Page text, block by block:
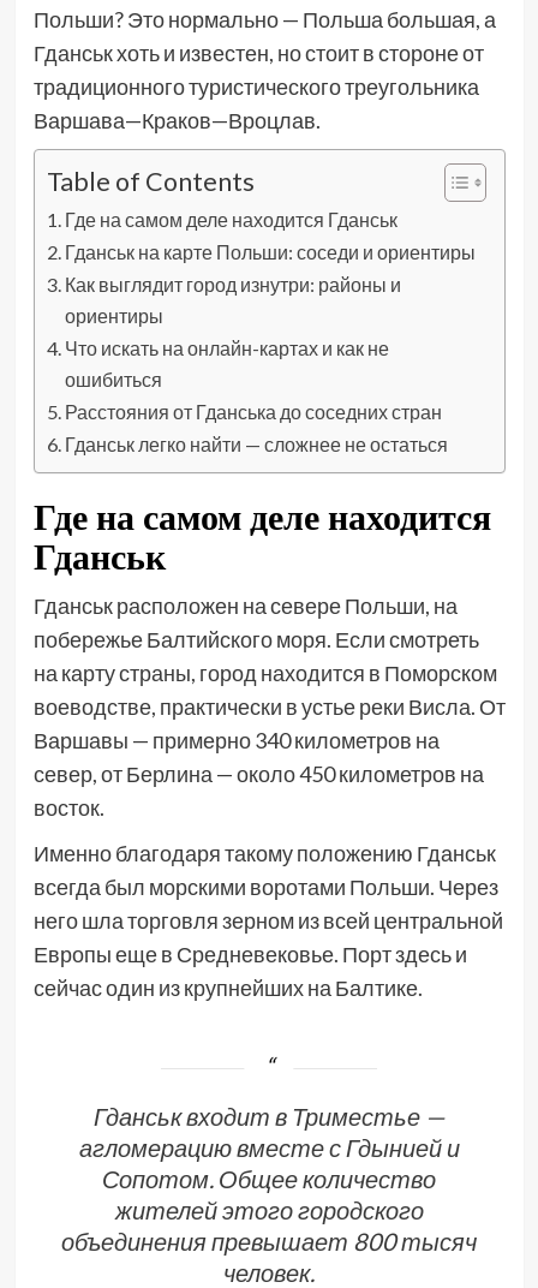
Польши? Это нормально — Польша большая, а
Гданськ хоть и известен, но стоит в стороне от
традиционного туристического треугольника
Варшава—Краков—Вроцлав.
Table of Contents
Где на самом деле находится Гданськ
Гданськ на карте Польши: соседи и ориентиры
Как выглядит город изнутри: районы и
ориентиры
Что искать на онлайн-картах и как не
ошибиться
Расстояния от Гданська до соседних стран
Гданськ легко найти — сложнее не остаться
Где на самом деле находится
Гданськ
Гданськ расположен на севере Польши, на
побережье Балтийского моря. Если смотреть
на карту страны, город находится в Поморском
воеводстве, практически в устье реки Висла. От
Варшавы — примерно 340 километров на
север, от Берлина — около 450 километров на
восток.
Именно благодаря такому положению Гданськ
всегда был морскими воротами Польши. Через
него шла торговля зерном из всей центральной
Европы еще в Средневековье. Порт здесь и
сейчас один из крупнейших на Балтике.
Гданськ входит в Триместье —
агломерацию вместе с Гдынией и
Сопотом. Общее количество
жителей этого городского
объединения превышает 800 тысяч
человек.